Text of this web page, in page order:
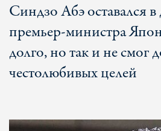
Синдзо Абэ оставался
премьер-министра
долго, но так и не смог
честолюбивых целей